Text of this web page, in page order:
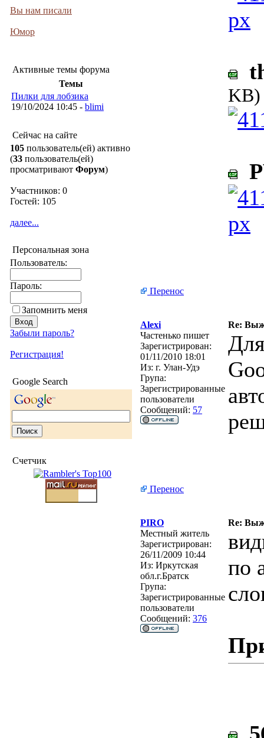
Вы нам писали
Юмор
Активные темы форума
Темы
Пилки для лобзика
19/10/2024 10:45 - blimi
Сейчас на сайте
105 пользователь(ей) активно
(33 пользователь(ей)
просматривают Форум)
Участников: 0
Гостей: 105
далее...
Персональная зона
Пользователь:
Пароль:
Запомнить меня
Забыли пароль?
Регистрация!
Google Search
Счетчик
KB)
Перенос
Alexi
Re:
Частенько пишет
Зарегистрирован:
01/11/2010 18:01
Из: г. Улан-Удэ
Група:
Зарегистрированные
пользователи
Сообщений: 57
Перенос
PIRO
Re:
Местный житель
Зарегистрирован:
26/11/2009 10:44
Из: Иркутская
обл.г.Братск
Група:
Зарегистрированные
пользователи
Сообщений: 376
по